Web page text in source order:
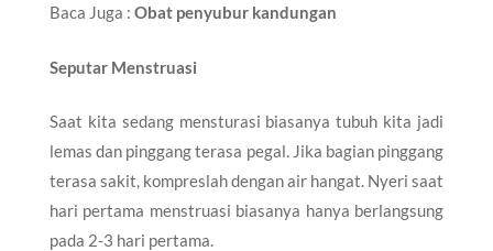
Baca Juga : Obat penyubur kandungan
Seputar Menstruasi
Saat kita sedang mensturasi biasanya tubuh kita jadi
lemas dan pinggang terasa pegal. Jika bagian pinggang
terasa sakit, kompreslah dengan air hangat. Nyeri saat
hari pertama menstruasi biasanya hanya berlangsung
pada 2-3 hari pertama.